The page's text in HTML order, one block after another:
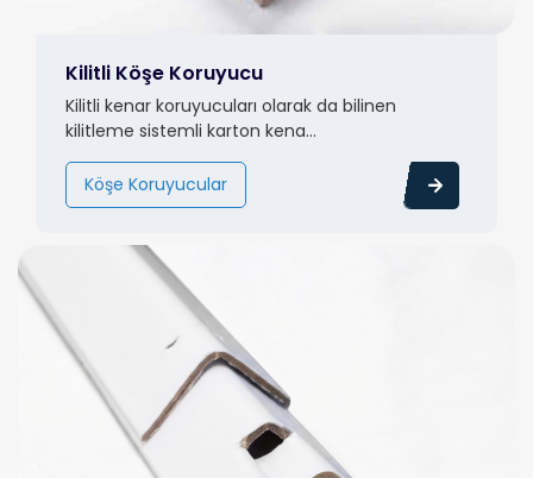
Kilitli Köşe Koruyucu
Kilitli kenar koruyucuları olarak da bilinen
kilitleme sistemli karton kena...
Köşe Koruyucular